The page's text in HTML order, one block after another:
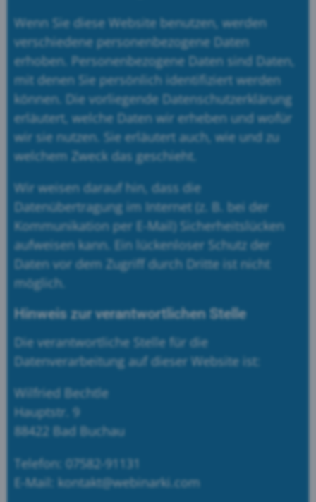
Wenn Sie diese Website benutzen, werden
verschiedene personenbezogene Daten
erhoben. Personenbezogene Daten sind Daten,
mit denen Sie persönlich identifiziert werden
können. Die vorliegende Datenschutzerklärung
erläutert, welche Daten wir erheben und wofür
wir sie nutzen. Sie erläutert auch, wie und zu
welchem Zweck das geschieht.
Wir weisen darauf hin, dass die
Datenübertragung im Internet (z. B. bei der
Kommunikation per E-Mail) Sicherheitslücken
aufweisen kann. Ein lückenloser Schutz der
Daten vor dem Zugriff durch Dritte ist nicht
möglich.
Hinweis zur verantwortlichen Stelle
Die verantwortliche Stelle für die
Datenverarbeitung auf dieser Website ist:
Wilfried Bechtle
Hauptstr. 9
88422 Bad Buchau
Telefon: 07582-91131
E-Mail: kontakt@webinarki.com